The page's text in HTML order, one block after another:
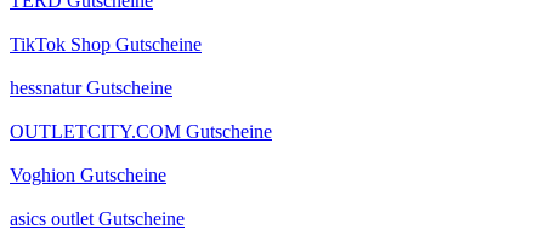
TikTok Shop Gutscheine
hessnatur Gutscheine
OUTLETCITY.COM Gutscheine
Voghion Gutscheine
asics outlet Gutscheine